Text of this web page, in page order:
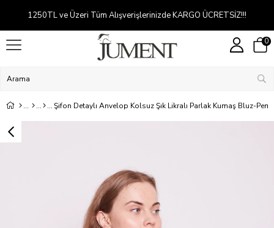
Kredi kartına 2-5 taksit
0
Şifon Detaylı Anvelop Kolsuz Şık Likralı Parlak Kumaş Bluz-